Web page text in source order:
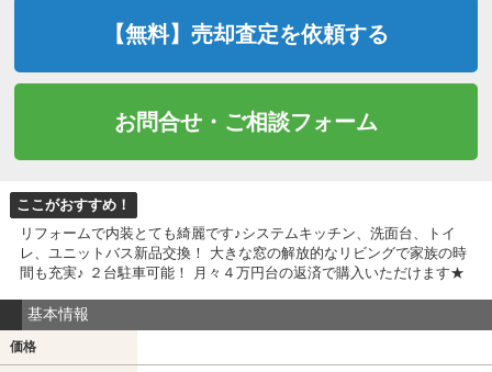
【無料】売却査定を依頼する
お問合せ・ご相談フォーム
ここがおすすめ！
リフォームで内装とても綺麗です♪システムキッチン、洗面台、トイ
レ、ユニットバス新品交換！ 大きな窓の解放的なリビングで家族の時
間も充実♪ ２台駐車可能！ 月々４万円台の返済で購入いただけます★
基本情報
価格